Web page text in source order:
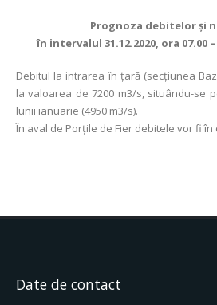
Prognoza debitelor şi
în intervalul 31.12.2020, ora 07.00 –
Debitul la intrarea în ţară (secţiunea
la valoarea de 7200 m3/s, situându-se
lunii ianuarie (4950 m3/s).
În aval de Porţile de Fier debitele vor fi în
Date de contact